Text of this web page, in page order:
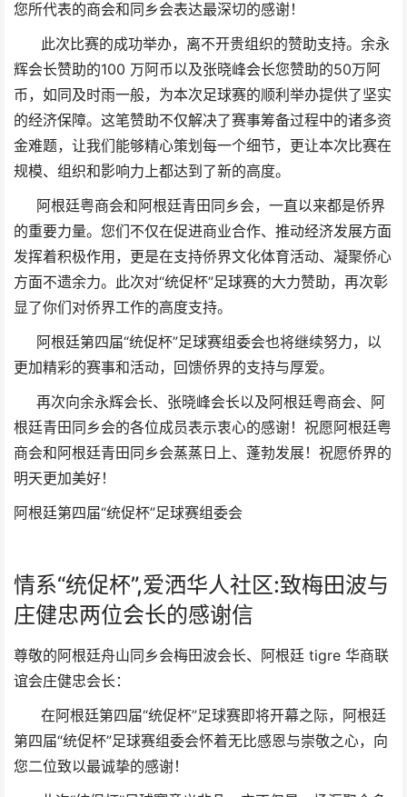
您所代表的商会和同乡会表达最深切的感谢！
此次比赛的成功举办，离不开贵组织的赞助支持。余永
辉会长赞助的100 万阿币以及张晓峰会长您赞助的50万阿
币，如同及时雨一般，为本次足球赛的顺利举办提供了坚实
的经济保障。这笔赞助不仅解决了赛事筹备过程中的诸多资
金难题，让我们能够精心策划每一个细节，更让本次比赛在
规模、组织和影响力上都达到了新的高度。
阿根廷粤商会和阿根廷青田同乡会，一直以来都是侨界
的重要力量。您们不仅在促进商业合作、推动经济发展方面
发挥着积极作用，更是在支持侨界文化体育活动、凝聚侨心
方面不遗余力。此次对“统促杯”足球赛的大力赞助，再次彰
显了你们对侨界工作的高度支持。
阿根廷第四届“统促杯”足球赛组委会也将继续努力，以
更加精彩的赛事和活动，回馈侨界的支持与厚爱。
再次向余永辉会长、张晓峰会长以及阿根廷粤商会、阿
根廷青田同乡会的各位成员表示衷心的感谢！祝愿阿根廷粤
商会和阿根廷青田同乡会蒸蒸日上、蓬勃发展！祝愿侨界的
明天更加美好！
阿根廷第四届“统促杯”足球赛组委会
情系“统促杯”,爱洒华人社区:致梅田波与
庄健忠两位会长的感谢信
尊敬的阿根廷舟山同乡会梅田波会长、阿根廷 tigre 华商联
谊会庄健忠会长：
在阿根廷第四届“统促杯”足球赛即将开幕之际，阿根廷
第四届“统促杯”足球赛组委会怀着无比感恩与崇敬之心，向
您二位致以最诚挚的感谢！